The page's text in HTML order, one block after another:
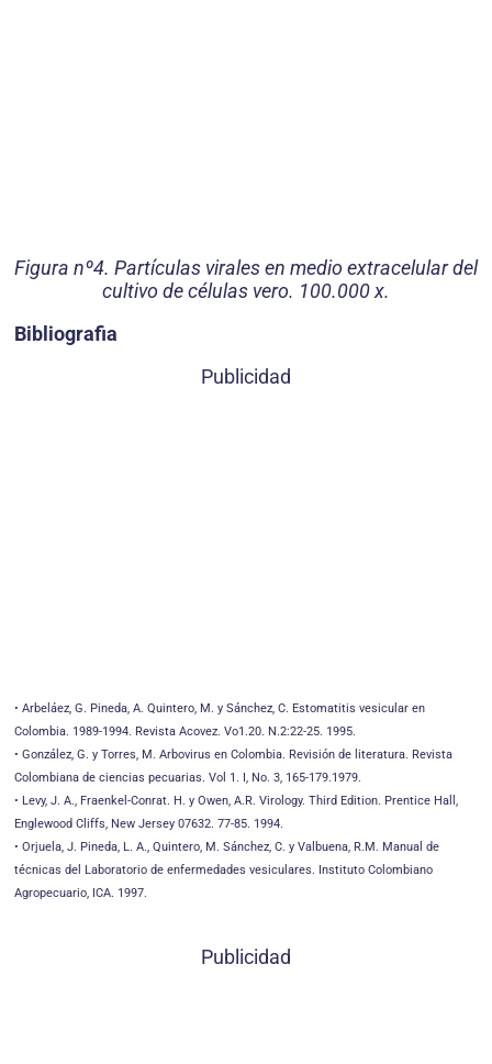
Figura nº4. Partículas virales en medio extracelular del
cultivo de células vero. 100.000 x.
Bibliografia
Publicidad
• Arbeláez, G. Pineda, A. Quintero, M. y Sánchez, C. Estomatitis vesicular en
Colombia. 1989-1994. Revista Acovez. Vo1.20. N.2:22-25. 1995.
• González, G. y Torres, M. Arbovirus en Colombia. Revisión de literatura. Revista
Colombiana de ciencias pecuarias. Vol 1. I, No. 3, 165-179.1979.
• Levy, J. A., Fraenkel-Conrat. H. y Owen, A.R. Virology. Third Edition. Prentice Hall,
Englewood Cliffs, New Jersey 07632. 77-85. 1994.
• Orjuela, J. Pineda, L. A., Quintero, M. Sánchez, C. y Valbuena, R.M. Manual de
técnicas del Laboratorio de enfermedades vesiculares. Instituto Colombiano
Agropecuario, ICA. 1997.
Publicidad